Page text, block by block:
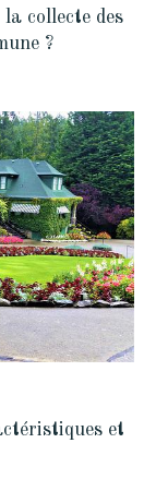
collecte des
?
et